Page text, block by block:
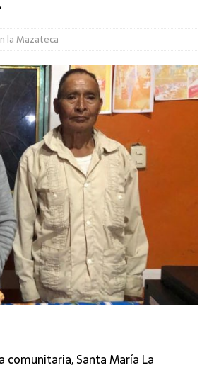
la Mazateca
comunitaria, Santa María La